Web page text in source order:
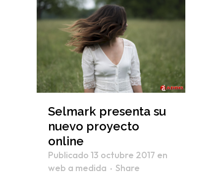
Selmark presenta su
nuevo proyecto
online
Publicado 13 octubre 2017 en
web a medida
Share